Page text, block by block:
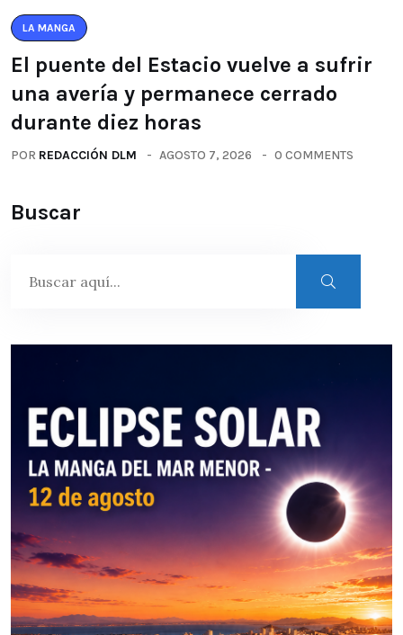
LA MANGA
El puente del Estacio vuelve a sufrir
una avería y permanece cerrado
durante diez horas
POR REDACCIÓN DLM AGOSTO 7, 2026 0 COMMENTS
Buscar